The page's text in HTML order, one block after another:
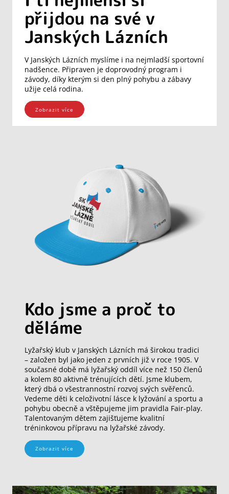
přijdou na své v
Janských Lázních
V Janských Lázních myslíme i na nejmladší sportovní
nadšence. Připraven je doprovodný program i
závody, díky kterým si den plný pohybu a zábavy
užije celá rodina.
Zobrazit více
Kdo jsme a proč to
děláme
Lyžařský klub v Janských Lázních má širokou tradici
– založen byl jako jeden z prvních již v roce 1905. V
současné době má lyžařský oddíl více než 150 členů
a kolem 80 aktivně trénujících dětí. Jsme klubem,
který dbá o všestrannostní rozvoj svých svěřenců.
Vedeme děti k celoživotní lásce k lyžování a sportu a
pohybu obecně a vštěpujeme jim pravidla Fair-play.
Talentovaným dětem zajišťujeme kvalitní
tréninkovou přípravu na lyžařské závody.
Zobrazit více